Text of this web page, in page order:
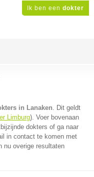
Ik ben een dokter
in Lanaken. Dit geldt
Limburg). Voer bovenaan
dokters of ga naar
in contact te komen met
nu overige resultaten